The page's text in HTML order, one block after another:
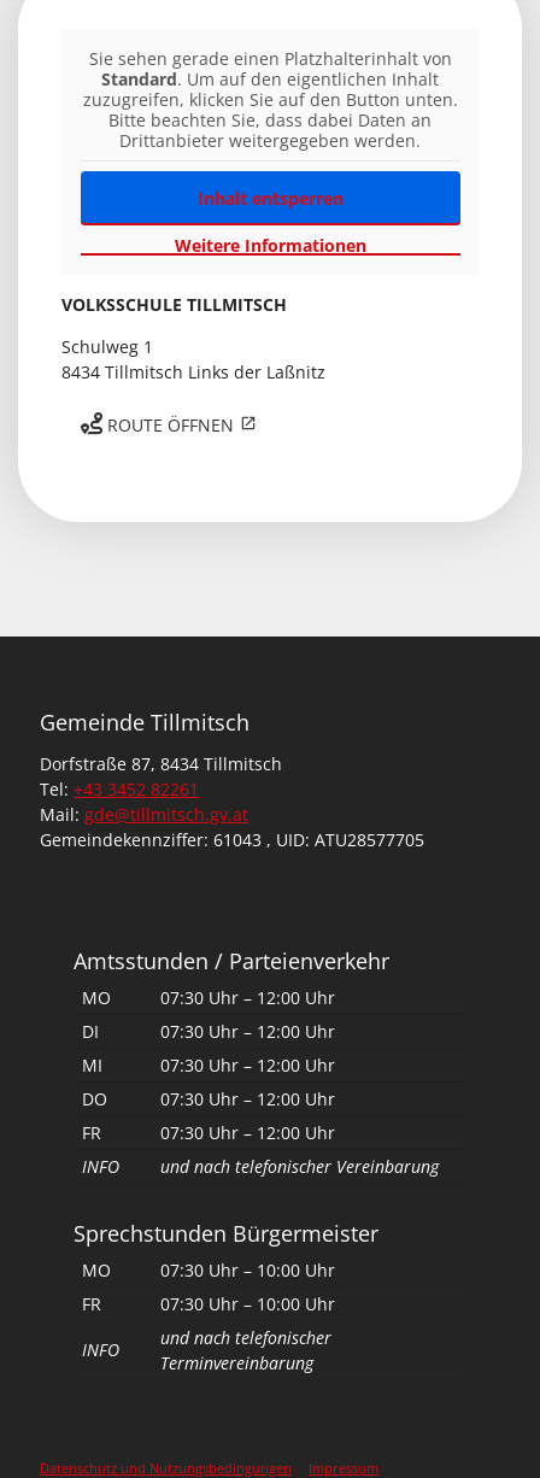
Sie sehen gerade einen Platzhalterinhalt von
Standard. Um auf den eigentlichen Inhalt
zuzugreifen, klicken Sie auf den Button unten.
Bitte beachten Sie, dass dabei Daten an
Drittanbieter weitergegeben werden.
Inhalt entsperren
Weitere Informationen
VOLKSSCHULE TILLMITSCH
Schulweg 1
8434 Tillmitsch Links der Laßnitz
ROUTE ÖFFNEN
Gemeinde Tillmitsch
Dorfstraße 87, 8434 Tillmitsch
Tel: +43 3452 82261
Mail: gde@tillmitsch.gv.at
Gemeindekennziffer: 61043 , UID: ATU28577705
Amtsstunden / Parteienverkehr
MO
07:30 Uhr – 12:00 Uhr
DI
07:30 Uhr – 12:00 Uhr
MI
07:30 Uhr – 12:00 Uhr
DO
07:30 Uhr – 12:00 Uhr
FR
07:30 Uhr – 12:00 Uhr
INFO
und nach telefonischer Vereinbarung
Sprechstunden Bürgermeister
MO
07:30 Uhr – 10:00 Uhr
FR
07:30 Uhr – 10:00 Uhr
INFO
und nach telefonischer
Terminvereinbarung
Datenschutz und Nutzungsbedingungen Impressum